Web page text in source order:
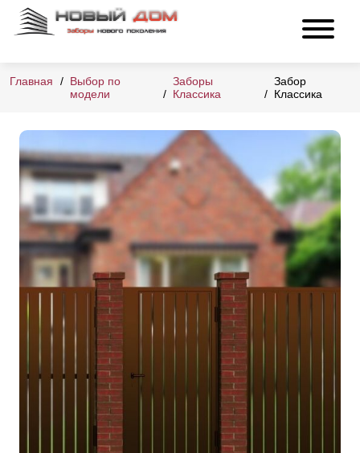
Главная
Выбор по
модели
Заборы
Классика
Забор
Классика